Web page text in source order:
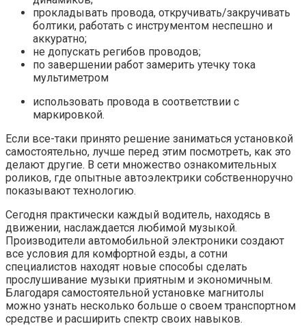
прокладывать провода, откручивать/закручивать
болтики, работать с инструментом неспешно и
аккуратно;
не допускать регибов проводов;
по завершении работ замерить утечку тока
мультиметром
использовать провода в соответствии с
маркировкой.
Если все-таки принято решение заниматься установкой
самостоятельно, лучше перед этим посмотреть, как это
делают другие. В сети множество ознакомительных
роликов, где опытные автоэлектрики собственноручно
показывают технологию.
Сегодня практически каждый водитель, находясь в
движении, наслаждается любимой музыкой.
Производители автомобильной электроники создают
все условия для комфортной езды, а сотни
специалистов находят новые способы сделать
прослушивание музыки приятным и экономичным.
Благодаря самостоятельной установке магнитолы
можно узнать несколько больше о своем транспортном
средстве и расширить спектр своих навыков.